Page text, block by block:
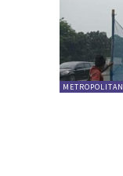
METROPOLITAN